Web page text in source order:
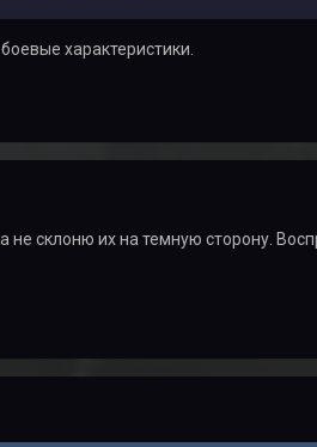
характеристики.
не склоню их на темную сторону.